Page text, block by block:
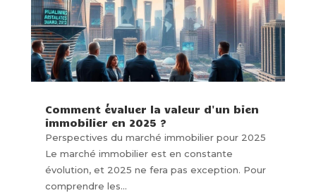
Comment évaluer la valeur d'un bien
immobilier en 2025 ?
Perspectives du marché immobilier pour 2025
Le marché immobilier est en constante
évolution, et 2025 ne fera pas exception. Pour
comprendre les...